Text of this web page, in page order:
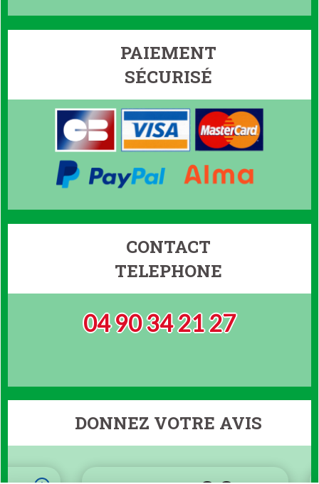
PAIEMENT
SÉCURISÉ
CONTACT
TELEPHONE
04 90 34 21 27
DONNEZ VOTRE AVIS